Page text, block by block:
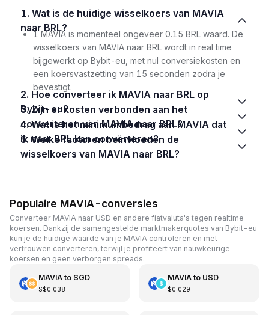
1. Wat is de huidige wisselkoers van MAVIA
naar BRL?
1 MAVIA is momenteel ongeveer 0.15 BRL waard. De
wisselkoers van MAVIA naar BRL wordt in real time
bijgewerkt op Bybit-eu, met nul conversiekosten en
een koersvastzetting van 15 seconden zodra je
bevestigt.
2. Hoe converteer ik MAVIA naar BRL op
Bybit-eu?
3. Zijn er kosten verbonden aan het
converteren van MAVIA naar BRL?
4. Wat is het minimumbedrag aan MAVIA dat
ik naar BRL kan converteren?
5. Welke factoren beïnvloeden de
wisselkoers van MAVIA naar BRL?
Populaire MAVIA-conversies
Converteer MAVIA naar USD en andere fiatvaluta's tegen realtime
koersen. Dankzij de samengestelde marktmakerquotes van Bybit-eu
kun je de huidige waarde van je MAVIA controleren en met
vertrouwen converteren, terwijl je profiteert van nauwkeurige
koersen en geen verborgen spreads.
MAVIAto SGD
S$0.038
MAVIAto USD
$0.029